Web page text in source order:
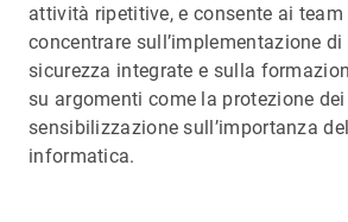
attività ripetitive, e consente ai
concentrare sull’implementazione di
sicurezza integrate e sulla
su argomenti come la protezione
sensibilizzazione sull’importanza
informatica.